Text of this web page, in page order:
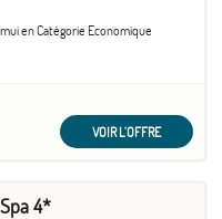
en Catégorie Economique
VOIR L'OFFRE
4*